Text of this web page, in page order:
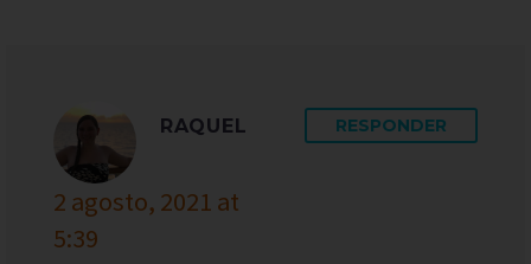
RAQUEL
2 agosto, 2021 at
5:39
RESPONDER